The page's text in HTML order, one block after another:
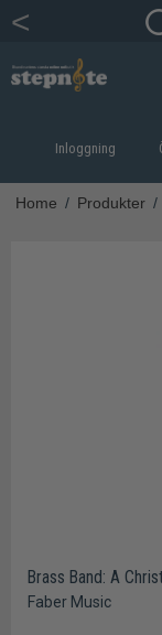
Inloggning
Home / Produkter /
Brass Band: A
Faber Music